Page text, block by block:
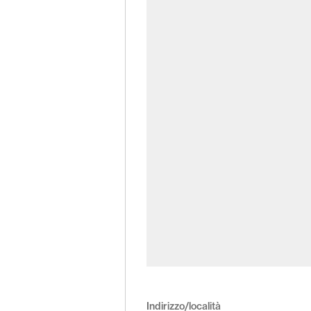
Indirizzo/località